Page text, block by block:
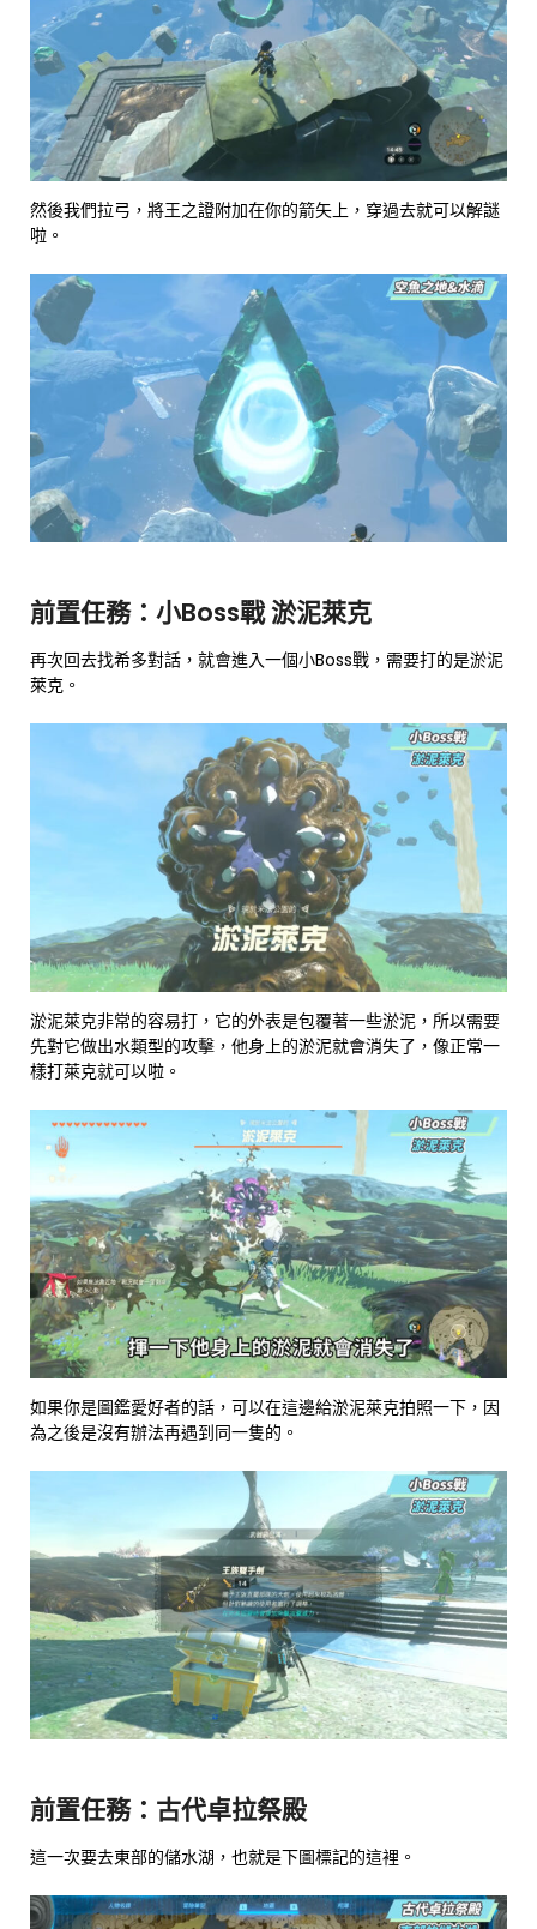
然後我們拉弓，將王之證附加在你的箭矢上，穿過去就可以解謎
啦。
前置任務：小Boss戰 淤泥萊克
再次回去找希多對話，就會進入一個小Boss戰，需要打的是淤泥
萊克。
淤泥萊克非常的容易打，它的外表是包覆著一些淤泥，所以需要
先對它做出水類型的攻擊，他身上的淤泥就會消失了，像正常一
樣打萊克就可以啦。
如果你是圖鑑愛好者的話，可以在這邊給淤泥萊克拍照一下，因
為之後是沒有辦法再遇到同一隻的。
前置任務：古代卓拉祭殿
這一次要去東部的儲水湖，也就是下圖標記的這裡。